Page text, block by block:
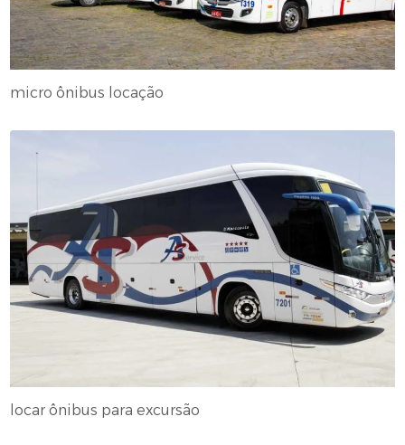
micro ônibus locação
locar ônibus para excursão